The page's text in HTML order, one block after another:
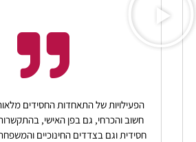
הפעילויות של התאחדות החסידים
חשוב והכרחי, גם בפן האישי,
חסידית וגם בצדדים החינוכיים